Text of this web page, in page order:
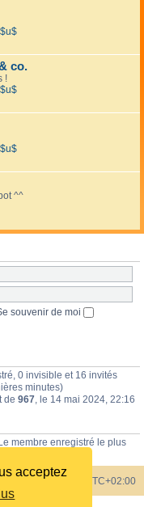
acceptez
co.
!
^^
souvenir de moi
0 invisible et 16 invités
minutes)
de 967, le 14 mai 2024, 22:16
membre enregistré le plus
Heures au format UTC+02:00